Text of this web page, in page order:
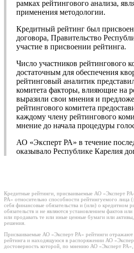
рамках рейтингового анализа,
применения методологии.
Кредитный рейтинг был
договора, Правительство
участие в присвоении рейтинга.
Число участников рейтингового
достаточным для обеспечения
рейтинговый аналитик
комитета факторы, влияющие на
выразили свои мнения и
рейтингового комитета
каждому члену рейтингового
мнение до начала процедуры
АО «Эксперт РА» в течение
оказывало Республике Карелия
Кредитные рейтинги, присваиваемые АО «Эксперт
РА» относительно способности рейтингуемого лица
себя финансовые обязательства и (или) о кредитном
обязательств и не являются установлением фактов
или продавать те или иные ценные бумаги или
решения.
Присваиваемые АО «Эксперт РА» рейтинги
рейтинга и находящуюся в распоряжении АО
достоверность которой, по мнению АО «Эксперт